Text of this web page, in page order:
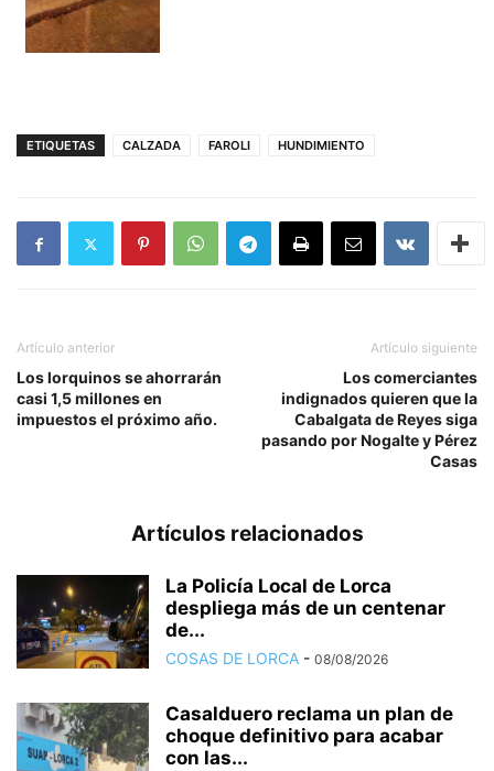
ETIQUETAS CALZADA FAROLI HUNDIMIENTO
Artículo anterior
Los lorquinos se ahorrarán
casi 1,5 millones en
impuestos el próximo año.
Artículo siguiente
Los comerciantes
indignados quieren que la
Cabalgata de Reyes siga
pasando por Nogalte y Pérez
Casas
Artículos relacionados
La Policía Local de Lorca
despliega más de un centenar
de...
COSAS DE LORCA - 08/08/2026
Casalduero reclama un plan de
choque definitivo para acabar
con las...